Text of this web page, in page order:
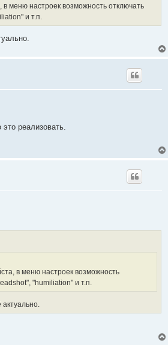
в меню настроек возможность отключать
и т.п.
реализовать.
в меню настроек возможность
"humiliation" и т.п.